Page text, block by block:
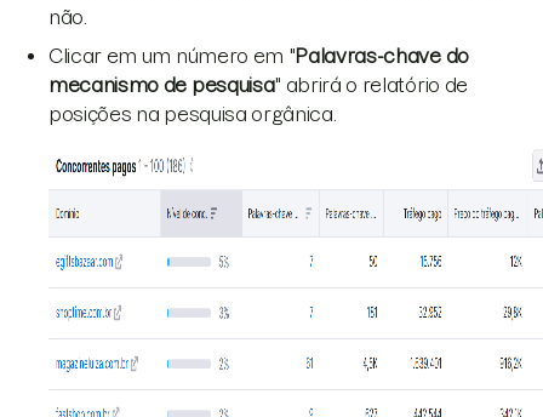
não.
Clicar em um número em "Palavras-chave do
mecanismo de pesquisa" abrirá o relatório de
posições na pesquisa orgânica.